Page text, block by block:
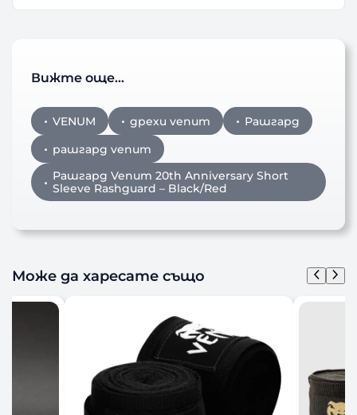
Вижте още…
VENUM дрехи venum
Рашгард
рашгард venum
Рашгард Venum 20th Anniversary Short
Sleeve Rashguard – Black/Red
Може да харесате също